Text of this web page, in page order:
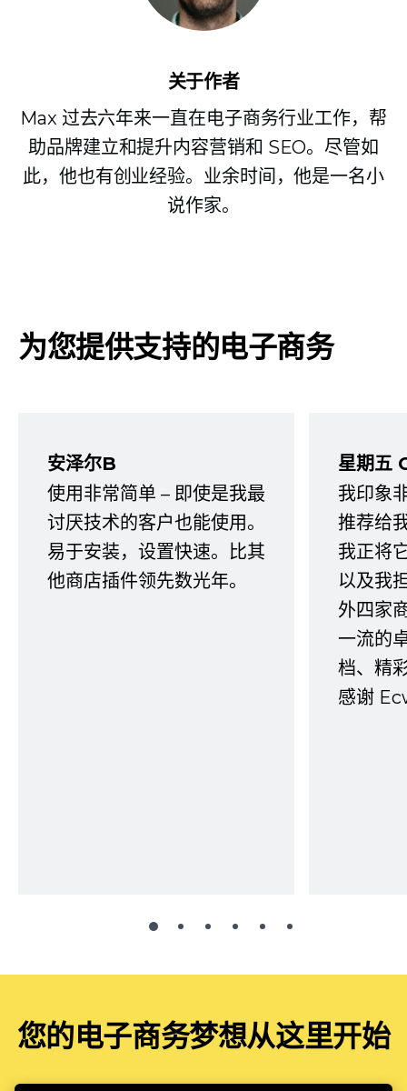
关于作者
Max 过去六年来一直在电子商务行业工作，帮
助品牌建立和提升内容营销和 SEO。尽管如
此，他也有创业经验。业余时间，他是一名小
说作家。
为您提供支持的电子商务
安泽尔B
使用非常简单 – 即使是我最
讨厌技术的客户也能使用。
易于安装，设置快速。比其
他商店插件领先数光年。
星期五
我印象
推荐给
我正将
以及我
外四家
一流的
档、精
感谢
您的电子商务梦想从这里开始